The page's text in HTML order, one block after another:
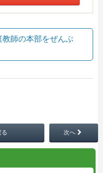
師の本部をぜんぶ
る 次へ